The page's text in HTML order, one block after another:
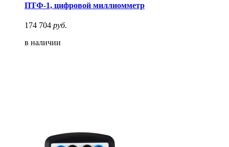
ПТФ-1, цифровой миллиомметр
174 704 руб.
в наличии